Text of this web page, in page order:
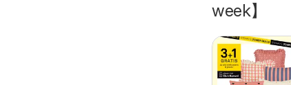
week】